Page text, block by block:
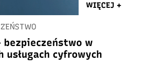
WIĘCEJ +
w
usługach cyfrowych